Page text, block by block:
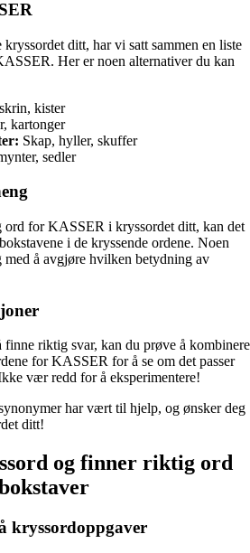
ditt, har vi satt sammen en liste
Her er noen alternativer du kan
kister
kartonger
Skap, hyller, skuffer
sedler
for KASSER i kryssordet ditt, kan det
i de kryssende ordene. Noen
med å avgjøre hvilken betydning av
riktig svar, kan du prøve å kombinere
for KASSER for å se om det passer
vær redd for å eksperimentere!
har vært til hjelp, og ønsker deg
ditt!
og finner riktig ord
kryssordoppgaver